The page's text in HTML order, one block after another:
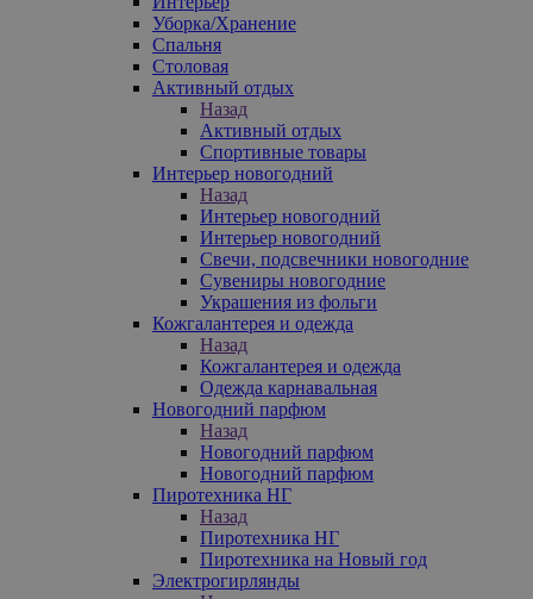
Уборка/Хранение
Спальня
Столовая
Активный отдых
Назад
Активный отдых
Спортивные товары
Интерьер новогодний
Назад
Интерьер новогодний
Интерьер новогодний
Свечи, подсвечники новогодние
Сувениры новогодние
Украшения из фольги
Кожгалантерея и одежда
Назад
Кожгалантерея и одежда
Одежда карнавальная
Новогодний парфюм
Назад
Новогодний парфюм
Новогодний парфюм
Пиротехника НГ
Назад
Пиротехника НГ
Пиротехника на Новый год
Электрогирлянды